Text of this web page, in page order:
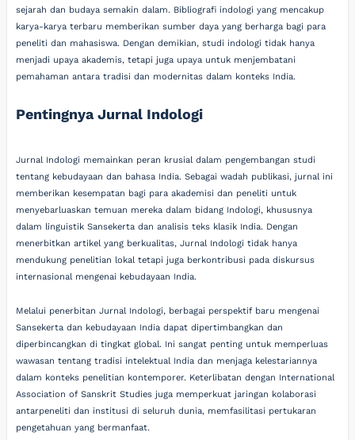
sejarah dan budaya semakin dalam. Bibliografi indologi yang mencakup
karya-karya terbaru memberikan sumber daya yang berharga bagi para
peneliti dan mahasiswa. Dengan demikian, studi indologi tidak hanya
menjadi upaya akademis, tetapi juga upaya untuk menjembatani
pemahaman antara tradisi dan modernitas dalam konteks India.
Pentingnya Jurnal Indologi
Jurnal Indologi memainkan peran krusial dalam pengembangan studi
tentang kebudayaan dan bahasa India. Sebagai wadah publikasi, jurnal ini
memberikan kesempatan bagi para akademisi dan peneliti untuk
menyebarluaskan temuan mereka dalam bidang Indologi, khususnya
dalam linguistik Sansekerta dan analisis teks klasik India. Dengan
menerbitkan artikel yang berkualitas, Jurnal Indologi tidak hanya
mendukung penelitian lokal tetapi juga berkontribusi pada diskursus
internasional mengenai kebudayaan India.
Melalui penerbitan Jurnal Indologi, berbagai perspektif baru mengenai
Sansekerta dan kebudayaan India dapat dipertimbangkan dan
diperbincangkan di tingkat global. Ini sangat penting untuk memperluas
wawasan tentang tradisi intelektual India dan menjaga kelestariannya
dalam konteks penelitian kontemporer. Keterlibatan dengan International
Association of Sanskrit Studies juga memperkuat jaringan kolaborasi
antarpeneliti dan institusi di seluruh dunia, memfasilitasi pertukaran
pengetahuan yang bermanfaat.